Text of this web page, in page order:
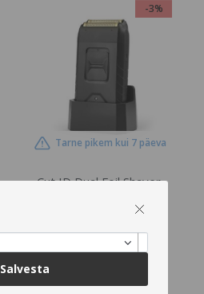
-3%
Tarne pikem kui 7 päeva
Cut ID Dual Foil Shaver,
€77.14 €74.83
Salvesta